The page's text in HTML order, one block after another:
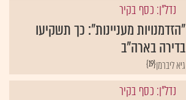
נדל"ן: כסף בקיר
"הזדמנויות מעניינות": כך תשקיעו
בדירה בארה"ב
{19}גיא ליברמן
נדל"ן: כסף בקיר